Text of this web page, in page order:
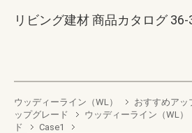
リビング建材 商品カタログ
ウッディーライン（WL） おすすめアッ
ップグレード
ウッディーライン（WL）
ド
Case1